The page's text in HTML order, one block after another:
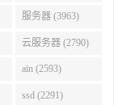
服务器 (3963)
云服务器 (2790)
ain (2593)
ssd (2291)